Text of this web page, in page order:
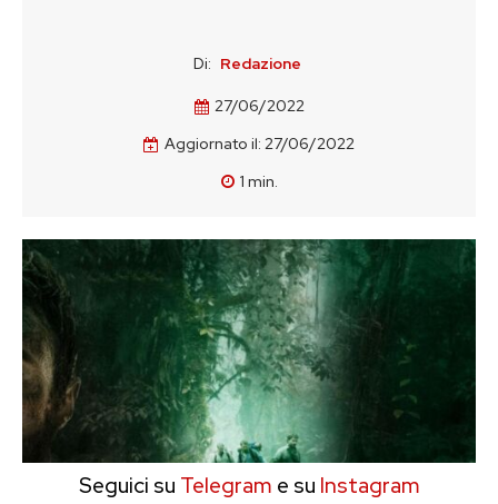
Di: Redazione
27/06/2022
Aggiornato il: 27/06/2022
1 min.
Seguici su Telegram e su Instagram